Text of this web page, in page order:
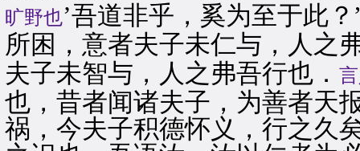
旷野也’吾道非乎，奚为至于此
所困，意者夫子未仁与，人之
夫子未智与，人之弗吾行也．
也，昔者闻诸夫子，为善者天
祸，今夫子积德怀义，行之久